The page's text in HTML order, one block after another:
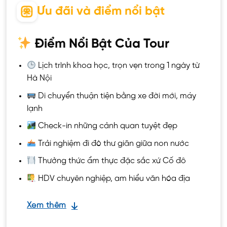
Ưu đãi và điểm nổi bật
Điểm Nổi Bật Của Tour
Lịch trình khoa học, trọn vẹn trong 1 ngày từ
Hà Nội
Di chuyển thuận tiện bằng xe đời mới, máy
lạnh
Check-in những cảnh quan tuyệt đẹp
Trải nghiệm đi đò thư giãn giữa non nước
Thưởng thức ẩm thực đặc sắc xứ Cố đô
HDV chuyên nghiệp, am hiểu văn hóa địa
Xem thêm